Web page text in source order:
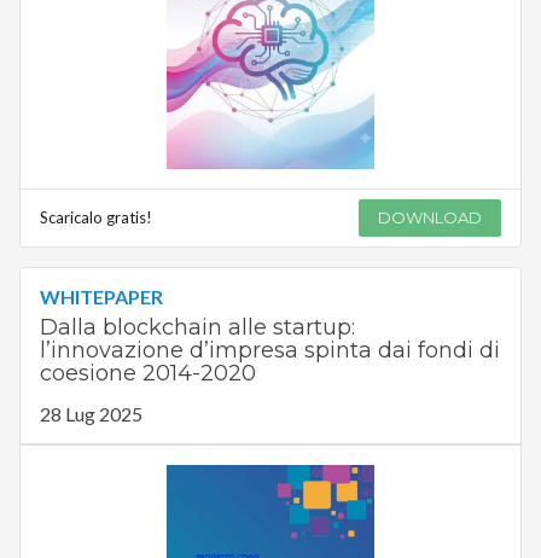
Scaricalo gratis! DOWNLOAD
WHITEPAPER
Dalla blockchain alle startup:
l’innovazione d’impresa spinta dai fondi di
coesione 2014-2020
28 Lug 2025